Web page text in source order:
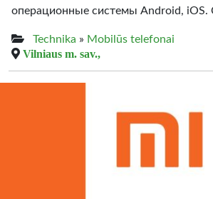
операционные системы Android,
Technika » Mobilūs telefonai
Vilniaus m. sav.,